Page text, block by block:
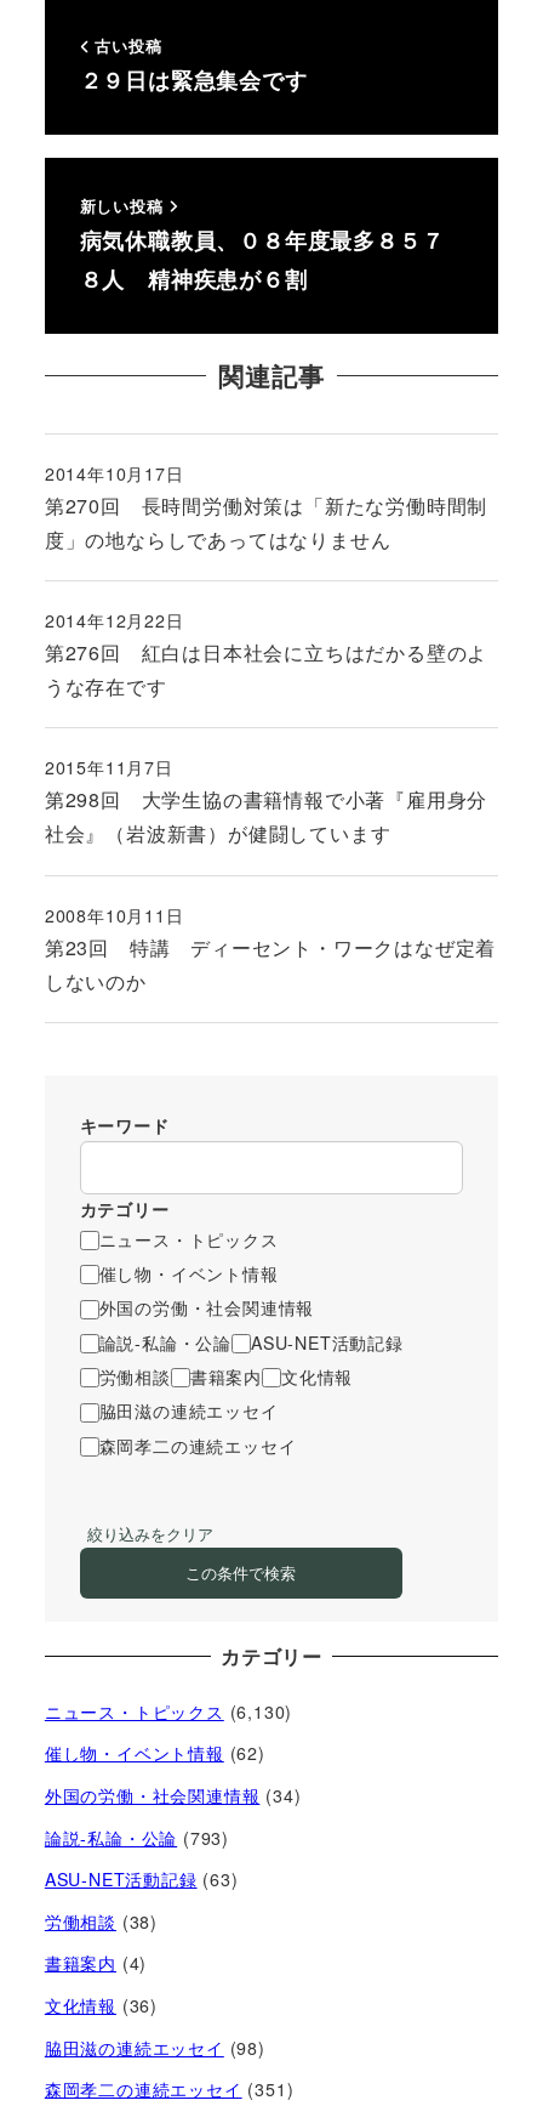
古い投稿
２９日は緊急集会です
新しい投稿
病気休職教員、０８年度最多８５７
８人 精神疾患が６割
関連記事
第270回 長時間労働対策は「新たな労働時間制
度」の地ならしであってはなりません
投稿日
2014年10月17日
第276回 紅白は日本社会に立ちはだかる壁のよ
うな存在です
投稿日
2014年12月22日
第298回 大学生協の書籍情報で小著『雇用身分
社会』（岩波新書）が健闘しています
投稿日
2015年11月7日
第23回 特講 ディーセント・ワークはなぜ定着
しないのか
投稿日
2008年10月11日
キーワード
カテゴリー
ニュース・トピックス
催し物・イベント情報
外国の労働・社会関連情報
論説-私論・公論
ASU-NET活動記録
労働相談
書籍案内
文化情報
脇田滋の連続エッセイ
森岡孝二の連続エッセイ
絞り込みをクリア
この条件で検索
カテゴリー
ニュース・トピックス (6,130)
催し物・イベント情報 (62)
外国の労働・社会関連情報 (34)
論説-私論・公論 (793)
ASU-NET活動記録 (63)
労働相談 (38)
書籍案内 (4)
文化情報 (36)
脇田滋の連続エッセイ (98)
森岡孝二の連続エッセイ (351)